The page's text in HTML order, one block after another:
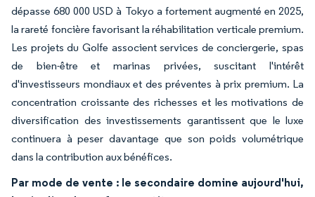
dépasse 680 000 USD à Tokyo a fortement augmenté en 2025,
la rareté foncière favorisant la réhabilitation verticale premium.
Les projets du Golfe associent services de conciergerie, spas
de bien-être et marinas privées, suscitant l'intérêt
d'investisseurs mondiaux et des préventes à prix premium. La
concentration croissante des richesses et les motivations de
diversification des investissements garantissent que le luxe
continuera à peser davantage que son poids volumétrique
dans la contribution aux bénéfices.
Par mode de vente : le secondaire domine aujourd'hui,